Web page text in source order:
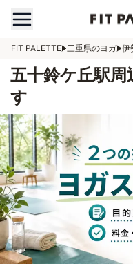
FIT PALETTE 三重県のヨガ 伊
五十鈴ケ丘駅
す